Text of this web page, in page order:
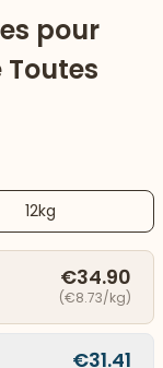
pour
12kg
€34.90
(€8.73/kg)
€31.41